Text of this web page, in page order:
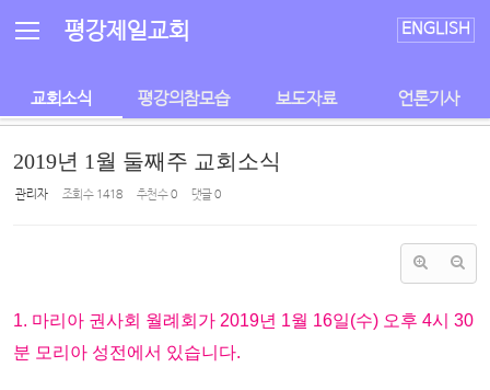
평강제일교회 ENGLISH
교회소식 평강의참모습 보도자료 언론기사
2019년 1월 둘째주 교회소식
관리자 조회 수 1418 추천 수0 댓글0
1. 마리아 권사회 월례회가 2019년 1월 16일(수) 오후 4시 30
분 모리아 성전에서 있습니다.